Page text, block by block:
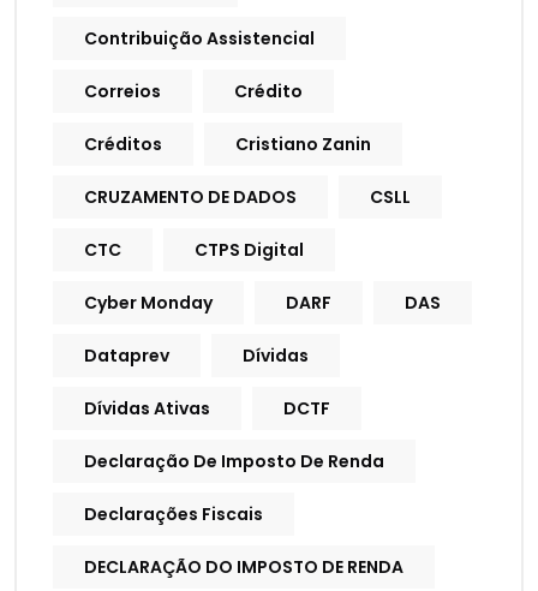
Contribuição Assistencial
Correios Crédito
Créditos Cristiano Zanin
CRUZAMENTO DE DADOS CSLL
CTC CTPS Digital
Cyber Monday DARF DAS
Dataprev Dívidas
Dívidas Ativas DCTF
Declaração De Imposto De Renda
Declarações Fiscais
DECLARAÇÃO DO IMPOSTO DE RENDA